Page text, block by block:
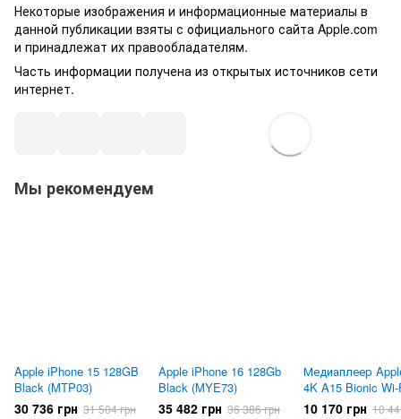
Некоторые изображения и информационные материалы в
данной публикации взяты с официального сайта Apple.com
и принадлежат их правообладателям.
Часть информации получена из открытых источников сети
интернет.
Мы рекомендуем
Apple iPhone 15 128GB
Black (MTP03)
30 736 грн 31 504 грн
Apple iPhone 16 128Gb
Black (MYE73)
35 482 грн 36 386 грн
Медиаплеер
4K A15 Bionic Wi-
64Gb (MN873)
10 170 грн 10